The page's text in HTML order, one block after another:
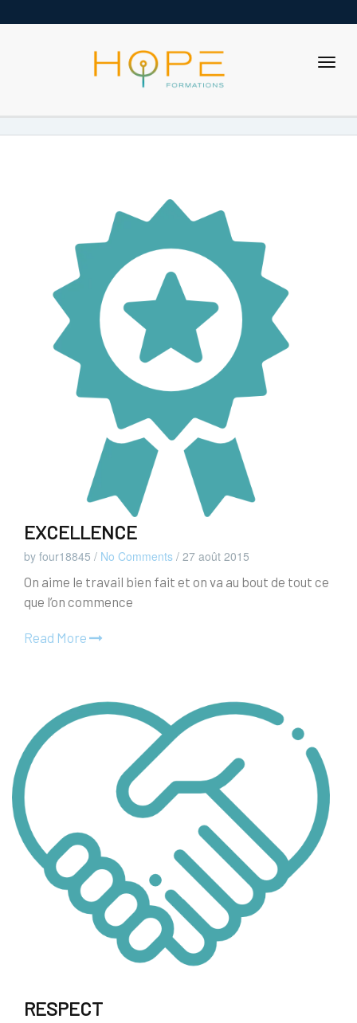
EXCELLENCE
by four18845 / No Comments / 27 août 2015
On aime le travail bien fait et on va au bout de tout ce
que l’on commence
Read More
RESPECT